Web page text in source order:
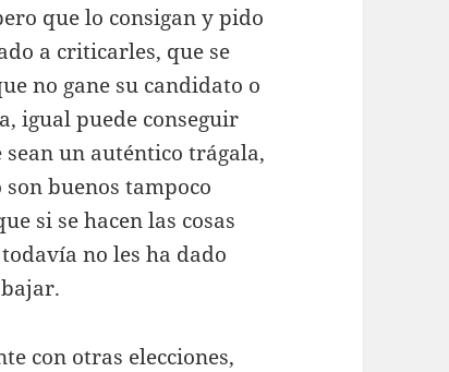
que lo consigan y pido
a criticarles, que se
no gane su candidato o
igual puede conseguir
un auténtico trágala,
buenos tampoco
si se hacen las cosas
no les ha dado
con otras elecciones,